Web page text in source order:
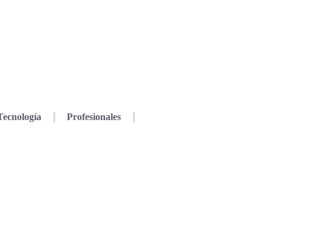
Profesionales